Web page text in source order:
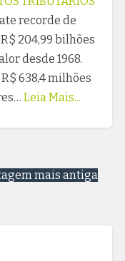
recorde de
204,99 bilhões
desde 1968.
638,4 milhões
Leia Mais...
mais antiga